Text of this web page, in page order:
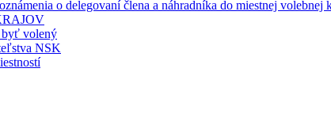
o delegovaní člena a náhradníka do miestnej
byť volený
NSK